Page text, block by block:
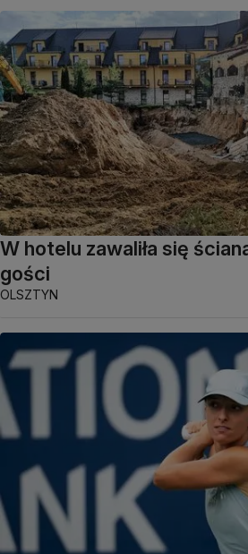
W hotelu zawaliła się
gości
OLSZTYN